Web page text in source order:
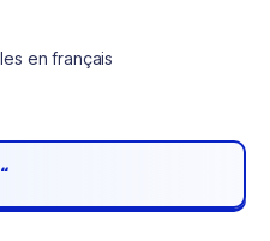
en français